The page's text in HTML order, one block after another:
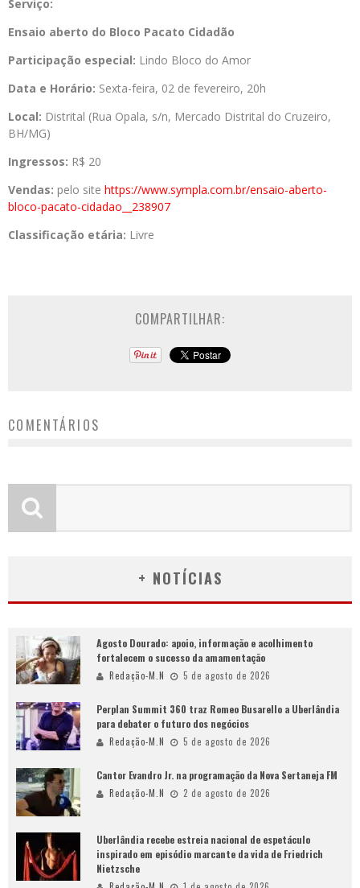
Serviço:
Ensaio aberto do Bloco Pacato Cidadão
Participação especial: Lindo Bloco do Amor
Data e Horário: Sexta-feira, 02 de fevereiro, 20h
Local: Distrital (Rua Opala, s/n, Mercado Distrital do Cruzeiro,
BH/MG)
Ingressos: R$ 20
Vendas: pelo site https://www.sympla.com.br/ensaio-aberto-
bloco-pacato-cidadao__238907
Classificação etária: Livre
COMPARTILHAR:
COMENTÁRIOS
+ NOTÍCIAS
Agosto Dourado: apoio, informação e acolhimento
fortalecem o sucesso da amamentação
Redação-M.N 5 de agosto de 2026
Perplan Summit 360 traz Romeo Busarello a Uberlândia
para debater o futuro dos negócios
Redação-M.N 5 de agosto de 2026
Cantor Evandro Jr. na programação da Nova Sertaneja FM
Redação-M.N 2 de agosto de 2026
Uberlândia recebe estreia nacional de espetáculo
inspirado em episódio marcante da vida de Friedrich
Nietzsche